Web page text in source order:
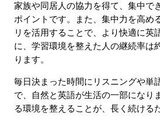
家族や同居人の協力を得て、集中で
ポイントです。また、集中力を高め
リを活用することで、より快適に英
に、学習環境を整えた人の継続率は
ります。
毎日決まった時間にリスニングや単
で、自然と英語が生活の一部になり
る環境を整えることが、長く続ける